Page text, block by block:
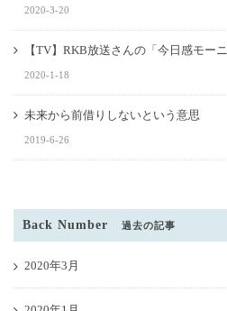
2020-3-20
【TV】RKB放送さんの「今日感モー
2020-1-18
未来から前借りしないという意思
2019-6-26
Back Number 過去の記事
2020年3月